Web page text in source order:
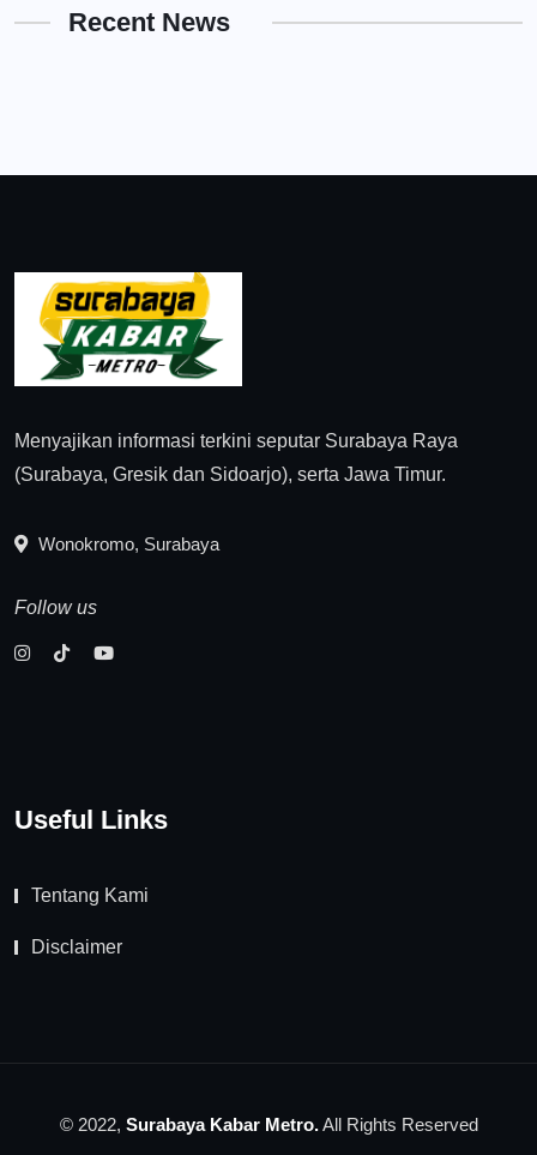
Recent News
Menyajikan informasi terkini seputar Surabaya Raya
(Surabaya, Gresik dan Sidoarjo), serta Jawa Timur.
Wonokromo, Surabaya
Follow us
Useful Links
Tentang Kami
Disclaimer
© 2022, Surabaya Kabar Metro.All Rights Reserved